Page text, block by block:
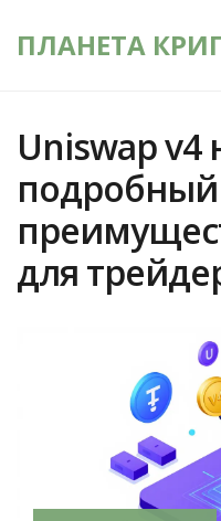
ПЛАНЕТА
Uniswap v4
подробный
для